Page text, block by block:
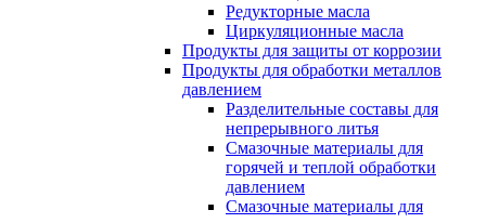
Редукторные масла
Циркуляционные масла
Продукты для защиты от коррозии
Продукты для обработки металлов
давлением
Разделительные составы для
непрерывного литья
Смазочные материалы для
горячей и теплой обработки
давлением
Смазочные материалы для